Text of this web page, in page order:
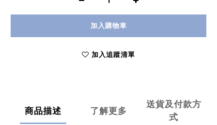
加入購物車
加入追蹤清單
商品描述 了解更多
送貨及付款方
式